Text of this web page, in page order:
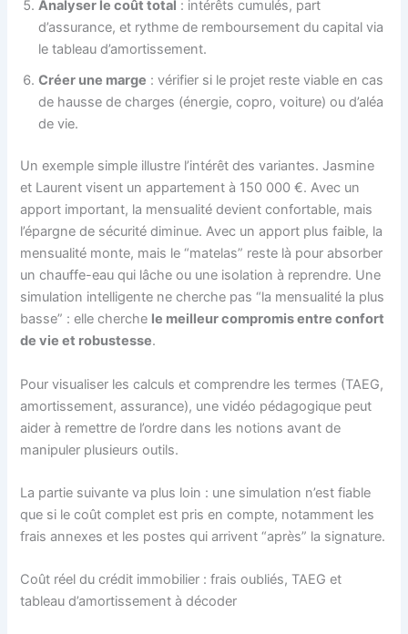
Analyser le coût total : intérêts cumulés, part
d’assurance, et rythme de remboursement du capital via
le tableau d’amortissement.
Créer une marge : vérifier si le projet reste viable en cas
de hausse de charges (énergie, copro, voiture) ou d’aléa
de vie.
Un exemple simple illustre l’intérêt des variantes. Jasmine
et Laurent visent un appartement à 150 000 €. Avec un
apport important, la mensualité devient confortable, mais
l’épargne de sécurité diminue. Avec un apport plus faible, la
mensualité monte, mais le “matelas” reste là pour absorber
un chauffe-eau qui lâche ou une isolation à reprendre. Une
simulation intelligente ne cherche pas “la mensualité la plus
basse” : elle cherche le meilleur compromis entre confort
de vie et robustesse.
Pour visualiser les calculs et comprendre les termes (TAEG,
amortissement, assurance), une vidéo pédagogique peut
aider à remettre de l’ordre dans les notions avant de
manipuler plusieurs outils.
La partie suivante va plus loin : une simulation n’est fiable
que si le coût complet est pris en compte, notamment les
frais annexes et les postes qui arrivent “après” la signature.
Coût réel du crédit immobilier : frais oubliés, TAEG et
tableau d’amortissement à décoder